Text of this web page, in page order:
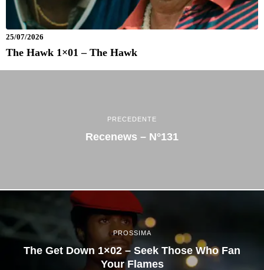
25/07/2026
The Hawk 1×01 – The Hawk
PRECEDENTE
Recenews – N°131
PROSSIMA
The Get Down 1×02 – Seek Those Who Fan
Your Flames